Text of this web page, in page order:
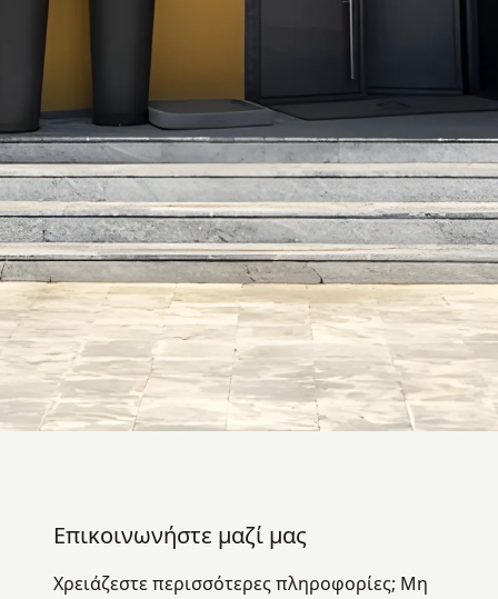
Επικοινωνήστε μαζί μας
Χρειάζεστε περισσότερες πληροφορίες; Μη